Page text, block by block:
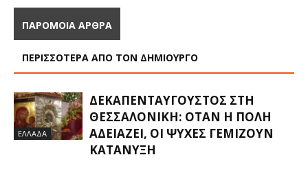
ΠΑΡΟΜΟΙΑ ΑΡΘΡΑ
ΠΕΡΙΣΣΟΤΕΡΑ ΑΠΟ ΤΟΝ ΔΗΜΙΟΥΡΓΟ
ΕΛΛΑΔΑ
ΔΕΚΑΠΕΝΤΑΎΓΟΥΣΤΟΣ ΣΤΗ
ΘΕΣΣΑΛΟΝΊΚΗ: ΌΤΑΝ Η ΠΌΛΗ
ΑΔΕΙΆΖΕΙ, ΟΙ ΨΥΧΈΣ ΓΕΜΊΖΟΥΝ
ΚΑΤΆΝΥΞΗ